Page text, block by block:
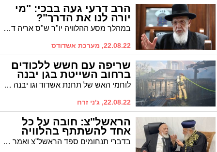
הרב דרעי געה בבכי: "מי
יורה לנו את הדרך"?
במהלך מסע ההלוויה יו"ר ש"ס אריה דרעי ספד בבכי תמרורים אחר לכתו של נשיא מועצת חכמי התורה חכם שלום כהן.
22.08.22, מערכת אשדודס
שריפה עם חשש ללכודים
ברחוב השייטת בגן יבנה
לוחמי האש של תחנת אשדוד וגן יבנה פועלים כעת לכיבוי שריפת בית פרטי ברח השייטת, בגן יבנה.
22.08.22, ג'ני זרח
הראשל"צ: חובה על כל
אחד להשתתף בהלוויה
בדברי תנחומים ספד הראשל"צ ואמר כי "חובה על כל אחד ואחד לבוא ולהשתתף בהלווייתו של מרן זצ"ל שלימד תורה לרבים, גידל דורות של תלמידי חכמים, החזיר עטרה ליושנה והקים את יהדות ספרד מעפרה"